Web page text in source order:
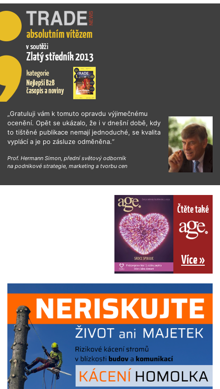
„Gratuluji vám k tomuto opravdu výjimečnému
ocenění. Opět se ukázalo, že i v dnešní době, kdy
to tištěné publikace nemají jednoduché, se kvalita
vyplácí a je po zásluze odměněna.“
Prof. Hermann Simon, přední světový odborník
na podnikové strategie, marketing a tvorbu cen
Čtěte také
Více »